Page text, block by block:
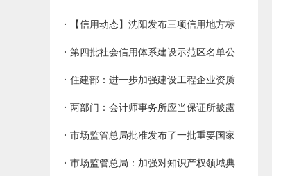
· 【信用动态】沈阳发布三项信用地方标
准，7月14日起实施
· 第四批社会信用体系建设示范区名单公
布
· 住建部：进一步加强建设工程企业资质
审批管理 加强信用管理
· 两部门：会计师事务所应当保证所披露
信息真实准确完整及时
· 市场监管总局批准发布了一批重要国家
标准，涉及生活、纺织、生态环境领域
· 市场监管总局：加强对知识产权领域典